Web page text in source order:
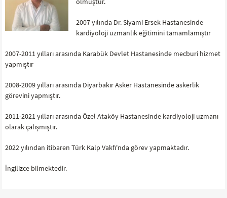
2007 yılında Dr. Siyami Ersek Hastanesinde
kardiyoloji uzmanlık eğitimini tamamlamıştır
2007-2011 yılları arasında Karabük Devlet Hastanesinde mecburi hizmet
yapmıştır
2008-2009 yılları arasında Diyarbakır Asker Hastanesinde askerlik
görevini yapmıştır.
2011-2021 yılları arasında Özel Ataköy Hastanesinde kardiyoloji uzmanı
olarak çalışmıştır.
2022 yılından itibaren Türk Kalp Vakfı'nda görev yapmaktadır.
İngilizce bilmektedir.